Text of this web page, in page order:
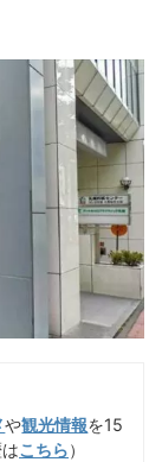
や観光情報を15
こちら）